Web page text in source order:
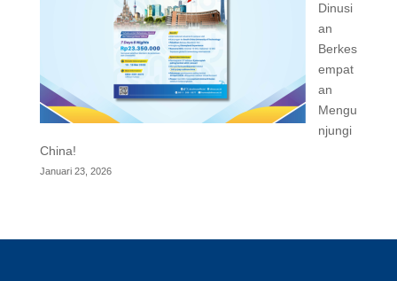
Dinusi
an
Berkes
empat
an
Mengu
njungi
China!
Januari 23, 2026